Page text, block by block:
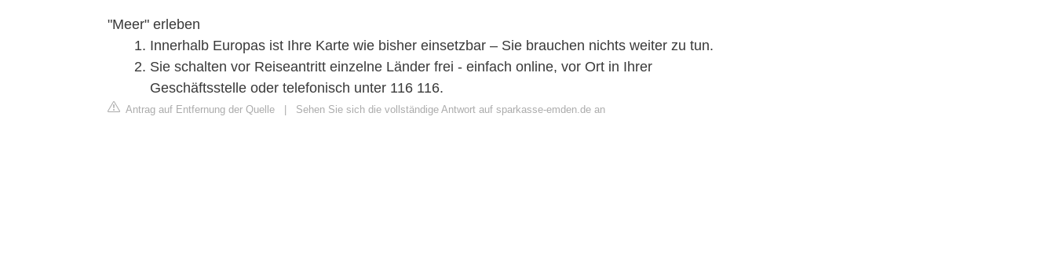
"Meer" erleben
Innerhalb Europas ist Ihre Karte wie bisher einsetzbar – Sie brauchen nichts weiter zu tun.
Sie schalten vor Reiseantritt einzelne Länder frei - einfach online, vor Ort in Ihrer
Geschäftsstelle oder telefonisch unter 116 116.
Antrag auf Entfernung der Quelle Sehen Sie sich die vollständige Antwort auf sparkasse-emden.de an